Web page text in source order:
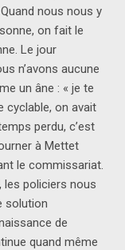
nous nous y
on fait le
Le jour
n’avons aucune
un âne : « je te
cyclable, on avait
perdu, c’est
à Mettet
le commissariat.
les policiers nous
solution
de
quand même